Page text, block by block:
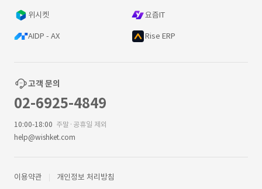
위시켓 요즘IT
AIDP - AX Rise ERP
고객 문의
02-6925-4849
10:00-18:00 주말·공휴일 제외
help@wishket.com
이용약관 개인정보 처리방침